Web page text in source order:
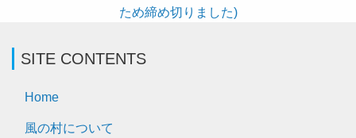
ため締め切りました)
SITE CONTENTS
Home
風の村について